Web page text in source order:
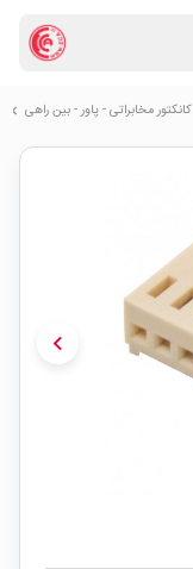
کانکتور مخابراتی - پاور - بین راهی chevron_right
chevron_left